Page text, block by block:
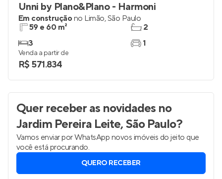
Unni by Plano&Plano - Harmoni
Em construçãono Limão,São Paulo
59 e 60 m²
3
2
1
Venda a partir de
R$ 571.834
Quer receber as novidades no
Jardim Pereira Leite, São Paulo?
Vamos enviar por WhatsApp novos imóveis do jeito que
você está procurando.
QUERO RECEBER